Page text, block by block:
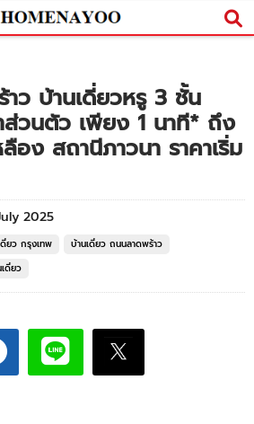
าว บ้านเดี่ยวหรู 3 ชั้น
ส่วนตัว เพียง 1 นาที* ถึง
อง สถานีภาวนา ราคาเริ่ม
2025
ดี่ยว กรุงเทพ
บ้านเดี่ยว ถนนลาดพร้าว
ดี่ยว